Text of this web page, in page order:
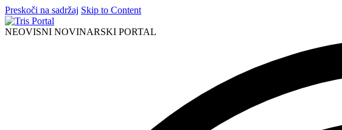
Preskoči na sadržaj Skip to Content
NEOVISNI NOVINARSKI PORTAL